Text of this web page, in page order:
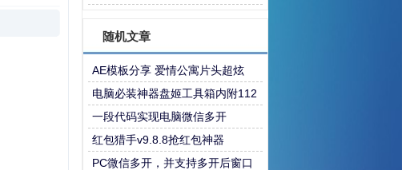
随机文章
AE模板分享 爱情公寓片头超炫
电脑必装神器盘姬工具箱内附112
款神器
一段代码实现电脑微信多开
红包猎手v9.8.8抢红包神器
PC微信多开，并支持多开后窗口